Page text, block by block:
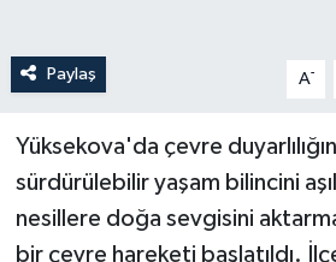
Paylaş A-
Yüksekova'da çevre
sürdürülebilir yaşam bilincini
nesillere doğa sevgisini
bir çevre hareketi başlatıldı.
Teknoloji
Yaşam